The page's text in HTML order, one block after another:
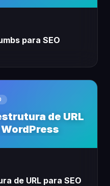
para SEO
de URL
WordPress
de URL para SEO